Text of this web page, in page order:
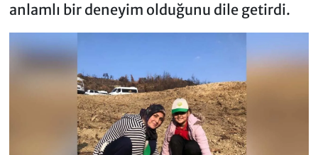
anlamlı bir deneyim olduğunu dile getirdi.